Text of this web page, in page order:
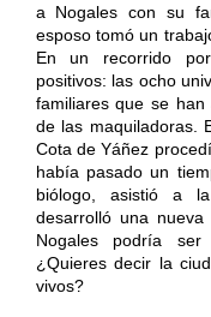
a Nogales con su
esposo tomó un
En un recorrido
positivos: las ocho
familiares que se
de las maquiladoras.
Cota de Yáñez
había pasado un
biólogo, asistió a
desarrolló una
Nogales podría ser
¿Quieres decir la
vivos?